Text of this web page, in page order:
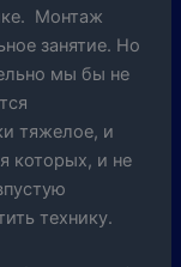
Монтаж
занятие. Но
мы бы не
тяжелое, и
которых, и не
технику.